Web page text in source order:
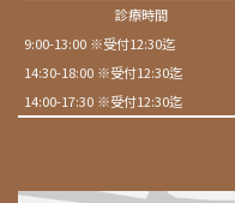
診療時間
9:00-13:00 ※受付12:30迄
14:30-18:00 ※受付12:30迄
14:00-17:30 ※受付12:30迄